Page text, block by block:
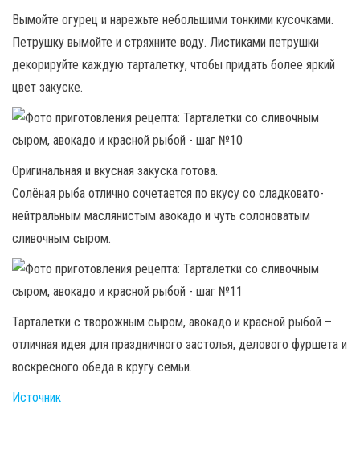
Вымойте огурец и нарежьте небольшими тонкими кусочками.
Петрушку вымойте и стряхните воду. Листиками петрушки
декорируйте каждую тарталетку, чтобы придать более яркий
цвет закуске.
Оригинальная и вкусная закуска готова.
Солёная рыба отлично сочетается по вкусу со сладковато-
нейтральным маслянистым авокадо и чуть солоноватым
сливочным сыром.
Тарталетки с творожным сыром, авокадо и красной рыбой –
отличная идея для праздничного застолья, делового фуршета и
воскресного обеда в кругу семьи.
Источник